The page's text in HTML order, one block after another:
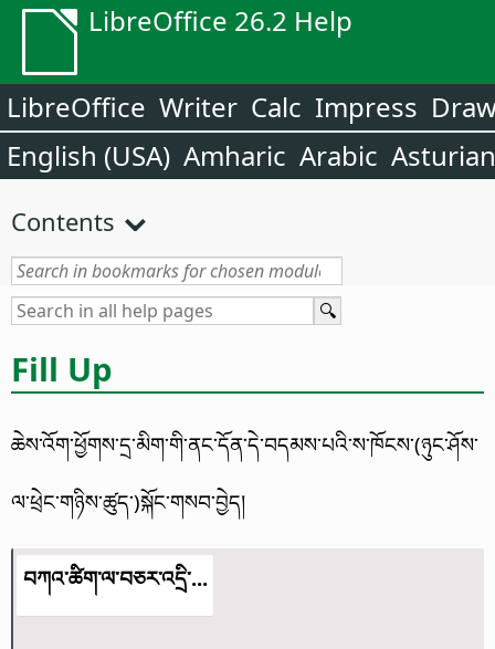
LibreOffice 26.2 Help
LibreOffice Writer Calc Impress
English (USA) Amharic Arabic Asturian
Contents
Fill Up
ཆེས་འོག་ཕྱོགས་དྲ་མིག་གི་ནང་དོན་དེ་བདམས་པའི་ས་ཁོངས་(ཉུང་ཤོས་
ལ་ཕྲེང་གཉིས་ཚུད་)སྐོང་གསབ་བྱེད།
བཀའ་ཚིག་ལ་བཅར་འདྲི་...